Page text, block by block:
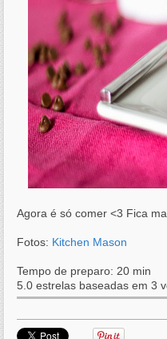
Agora é só comer <3 Fica
Fotos: Kitchen Mason
Tempo de preparo: 20 min
5.0 estrelas baseadas em 3